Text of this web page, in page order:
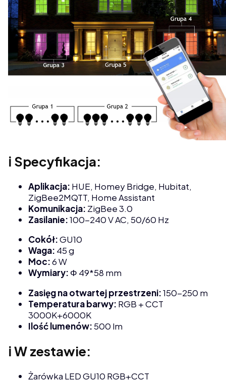
ℹ️ Specyfikacja:
Aplikacja: HUE, Homey Bridge, Hubitat,
ZigBee2MQTT, Home Assistant
Komunikacja: ZigBee 3.0
Zasilanie:100-240 V AC, 50/60 Hz
Cokół:GU10
Waga: 45 g
Moc:6 W
Wymiary: Φ 49*58 mm
Zasięg na otwartej przestrzeni:150-250 m
Temperatura barwy: RGB + CCT
3000K+6000K
Ilość lumenów:500 lm
ℹ️ W zestawie:
Żarówka LED GU10 RGB+CCT